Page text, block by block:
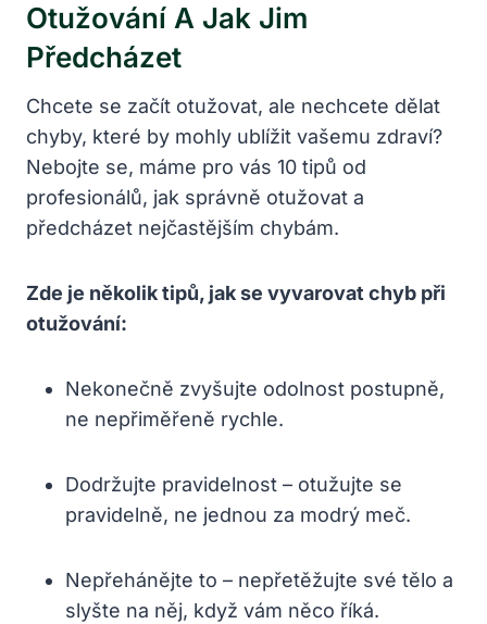
Otužování A Jak Jim
Předcházet
Chcete se začít otužovat, ale nechcete dělat
chyby, které by mohly ublížit vašemu zdraví?
Nebojte se, máme pro vás 10 tipů od
profesionálů, jak správně otužovat a
předcházet nejčastějším chybám.
Zde je několik tipů, jak se vyvarovat chyb při
otužování:
Nekonečně zvyšujte odolnost postupně,
ne nepřiměřeně rychle.
Dodržujte pravidelnost – otužujte se
pravidelně, ne jednou za modrý meč.
Nepřehánějte to – nepřetěžujte své tělo a
slyšte na něj, když vám něco říká.